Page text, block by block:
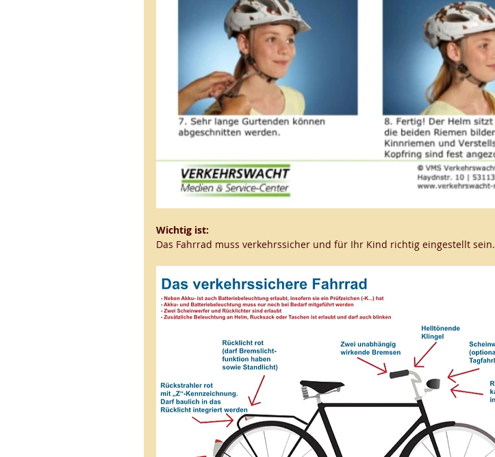
Wichtig ist:
Das Fahrrad muss verkehrssicher und für Ihr Kind richtig eingestellt sein.